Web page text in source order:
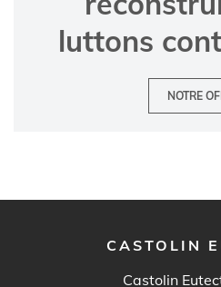
luttons
NOTRE
CASTOLIN
Castolin